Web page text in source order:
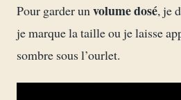
Pour garder un volume dosé, je
je marque la taille ou je laisse
sombre sous l’ourlet.